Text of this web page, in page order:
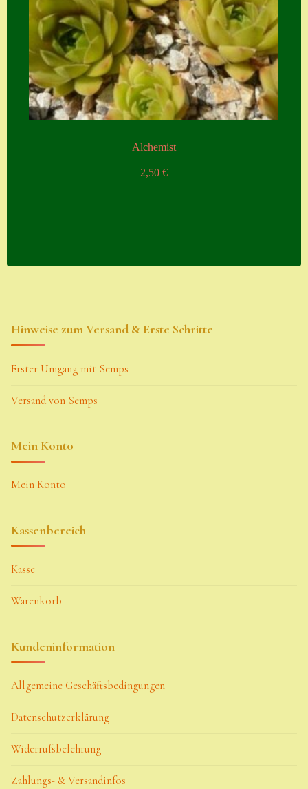
Alchemist
2,50 €
Hinweise zum Versand & Erste Schritte
Erster Umgang mit Semps
Versand von Semps
Mein Konto
Mein Konto
Kassenbereich
Kasse
Warenkorb
Kundeninformation
Allgemeine Geschäftsbedingungen
Datenschutzerklärung
Widerrufsbelehrung
Zahlungs- & Versandinfos